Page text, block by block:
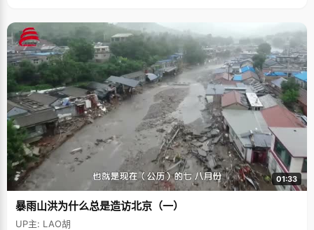
01:33
暴雨山洪为什么总是造访北京（一）
UP主: LAO胡